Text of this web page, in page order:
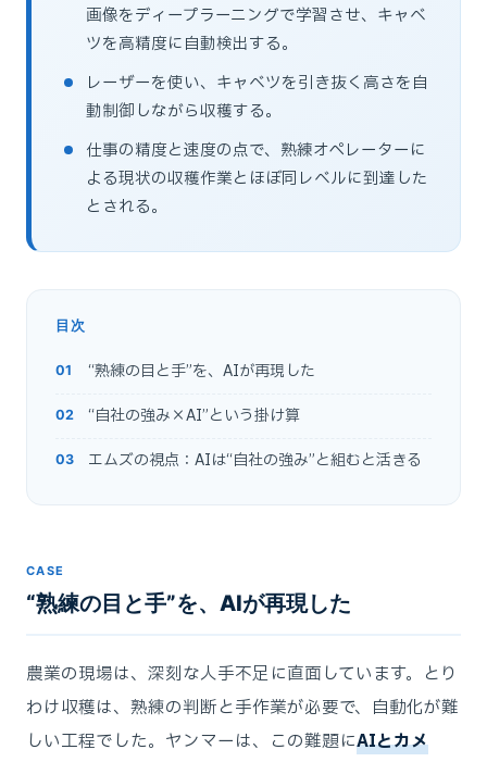
画像をディープラーニングで学習させ、キャベ
ツを高精度に自動検出する。
レーザーを使い、キャベツを引き抜く高さを自
動制御しながら収穫する。
仕事の精度と速度の点で、熟練オペレーターに
よる現状の収穫作業とほぼ同レベルに到達した
とされる。
目次
“熟練の目と手”を、AIが再現した
“自社の強み×AI”という掛け算
エムズの視点：AIは“自社の強み”と組むと活きる
CASE
“熟練の目と手”を、AIが再現した
農業の現場は、深刻な人手不足に直面しています。とり
わけ収穫は、熟練の判断と手作業が必要で、自動化が難
しい工程でした。ヤンマーは、この難題にAIとカメ